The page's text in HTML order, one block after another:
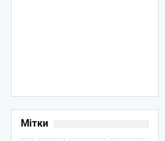
Мітки